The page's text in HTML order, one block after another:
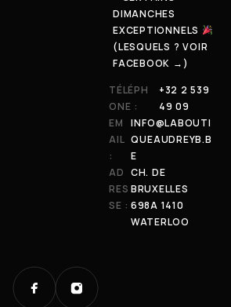
DIMANCHES
EXCEPTIONNELS
(LESQUELS ? VOIR
FACEBOOK →)
TÉLÉPH
ONE :
+32 2 539
49 09
EM
AIL
:
INFO@LABOUTI
QUEAUDREYB.B
E
AD
RES
SE :
CH. DE
BRUXELLES
698A 1410
WATERLOO